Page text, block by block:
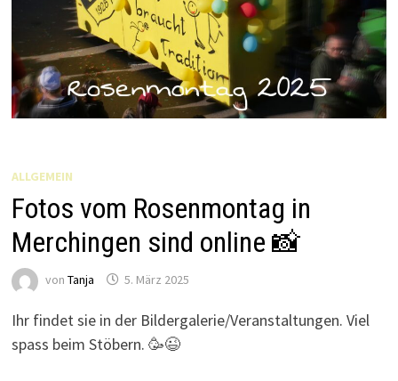
ALLGEMEIN
Fotos vom Rosenmontag in
Merchingen sind online 📸
von Tanja 5. März 2025
Ihr findet sie in der Bildergalerie/Veranstaltungen. Viel
spass beim Stöbern. 🥳😉